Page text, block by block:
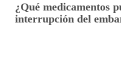
¿Qué medicamentos
interrupción del